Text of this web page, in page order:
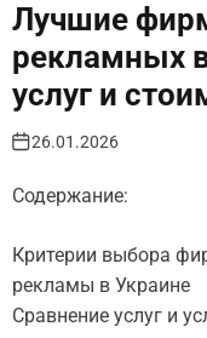
Лучшие
рекламных
услуг и
26.01.2026
Содержание:
Критерии выбора
рекламы в Украине
Сравнение услуг и